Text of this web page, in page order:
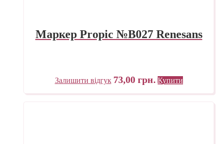
Маркер Propic №B027 Renesans
Залишити відгук 73,00 грн. Купити